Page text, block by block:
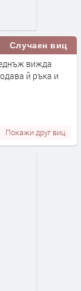
Случаен виц
вижда
й ръка и
Покажи друг виц